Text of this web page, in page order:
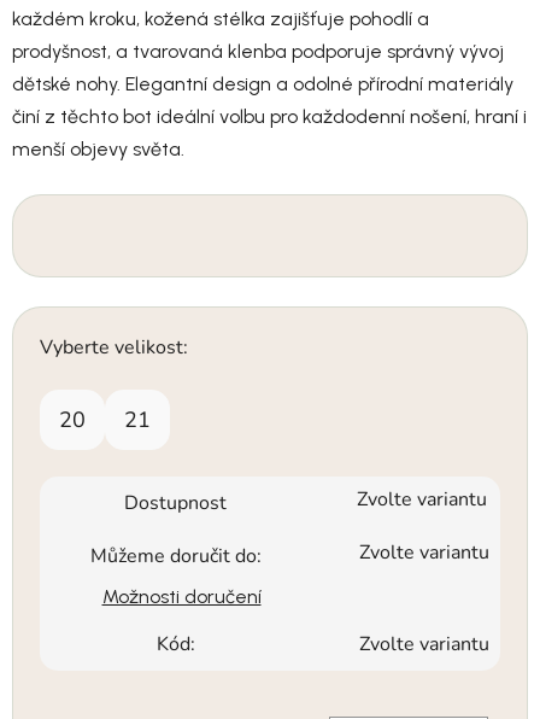
každém kroku, kožená stélka zajišťuje pohodlí a
prodyšnost, a tvarovaná klenba podporuje správný vývoj
dětské nohy. Elegantní design a odolné přírodní materiály
činí z těchto bot ideální volbu pro každodenní nošení, hraní i
menší objevy světa.
Vyberte velikost:
20 21
Dostupnost Zvolte variantu
Můžeme doručit do: Zvolte variantu
Možnosti doručení
Kód: Zvolte variantu